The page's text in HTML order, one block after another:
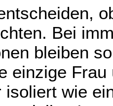
Bei
bleiben
einzige
isoliert wie